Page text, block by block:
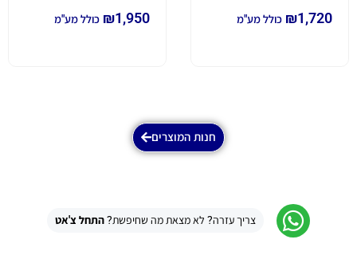
₪1,720 כולל מע"מ
₪1,950 כולל מע"מ
חנות המוצרים
צריך עזרה? לא מצאת מה שחיפשת?התחל צ'אט